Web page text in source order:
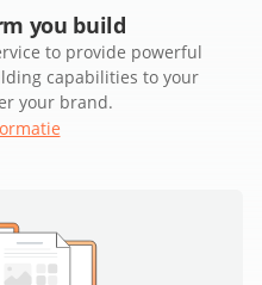
you build
to provide powerful
capabilities to your
your brand.